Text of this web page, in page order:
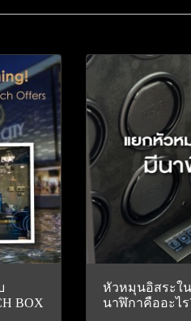
BOX
หัวหมุนอิสระใ
นาฬิกาคืออะไร